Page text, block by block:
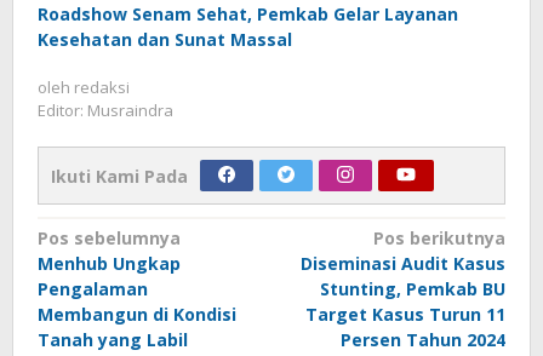
Roadshow Senam Sehat, Pemkab Gelar Layanan
Kesehatan dan Sunat Massal
oleh redaksi
Editor: Musraindra
Ikuti Kami Pada
Navigasi
pos
Pos sebelumnya
Menhub Ungkap
Pengalaman
Membangun di Kondisi
Tanah yang Labil
Pos berikutnya
Diseminasi Audit Kasus
Stunting, Pemkab BU
Target Kasus Turun 11
Persen Tahun 2024